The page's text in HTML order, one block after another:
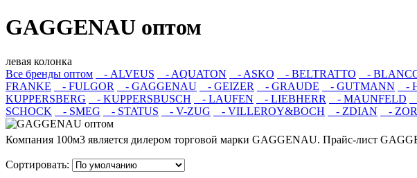
GAGGENAU оптом
левая колонка
Все бренды оптом
- ALVEUS - AQUATON - ASKO - BELTRATTO -
FRANKE
- FULGOR - GAGGENAU - GEIZER - GRAUDE - GUTMANN -
KUPPERSBERG
- KUPPERSBUSCH - LAUFEN - LIEBHERR - MAUNFELD
SCHOCK
- SMEG - STATUS - V-ZUG - VILLEROY&BOCH - ZDIAN -
Компания 100м3 является дилером торговой марки GAGGENAU. Прайс-лист
Сортировать: